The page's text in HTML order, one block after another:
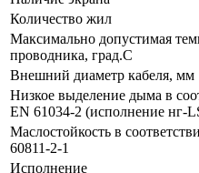
Количество жил
Максимально допустимая
проводника, град.C
Внешний диаметр кабеля, мм
Низкое выделение дыма в
EN 61034-2 (исполнение нг-
Маслостойкость в
60811-2-1
Исполнение